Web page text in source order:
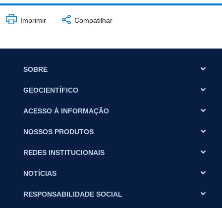
Imprimir Compatilhar
SOBRE
GEOCIENTÍFICO
ACESSO À INFORMAÇÃO
NOSSOS PRODUTOS
REDES INSTITUCIONAIS
NOTÍCIAS
RESPONSABILIDADE SOCIAL